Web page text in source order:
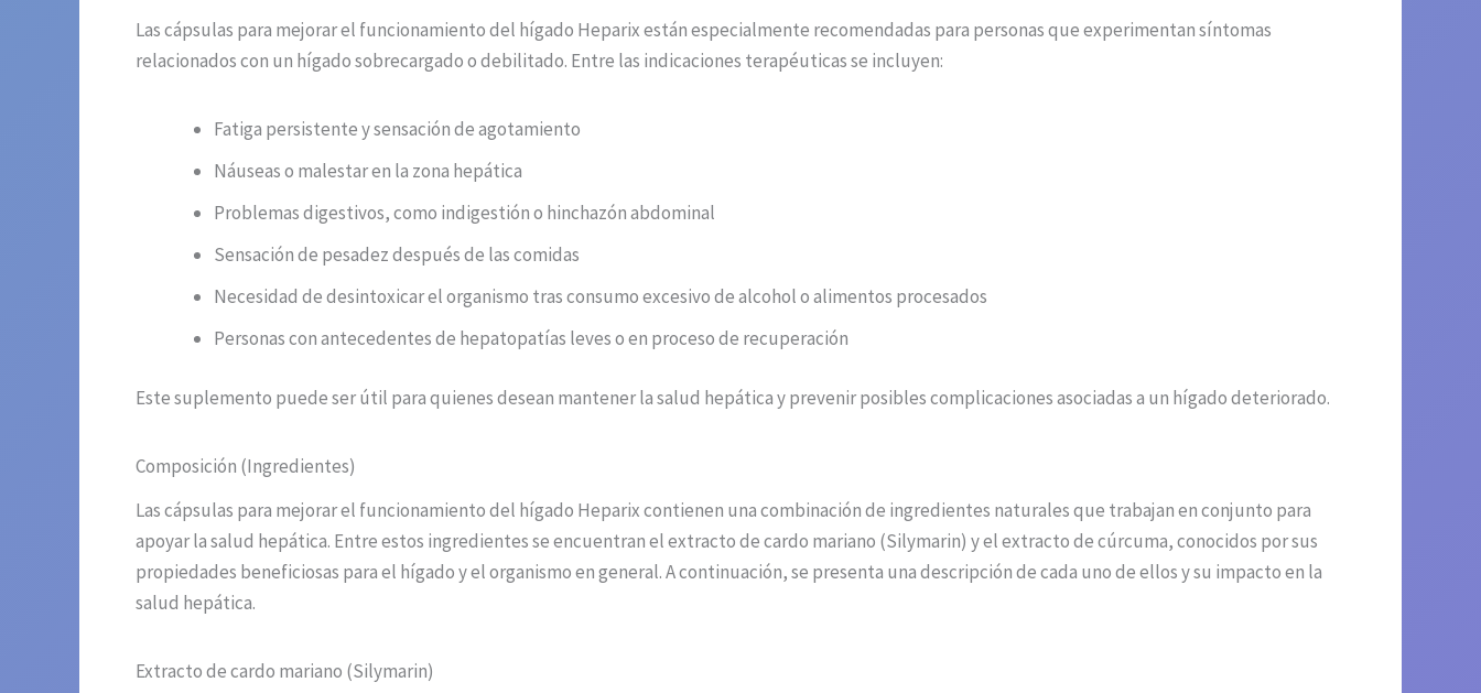
Las cápsulas para mejorar el funcionamiento del hígado Heparix están especialmente recomendadas para personas que experimentan síntomas
relacionados con un hígado sobrecargado o debilitado. Entre las indicaciones terapéuticas se incluyen:
Fatiga persistente y sensación de agotamiento
Náuseas o malestar en la zona hepática
Problemas digestivos, como indigestión o hinchazón abdominal
Sensación de pesadez después de las comidas
Necesidad de desintoxicar el organismo tras consumo excesivo de alcohol o alimentos procesados
Personas con antecedentes de hepatopatías leves o en proceso de recuperación
Este suplemento puede ser útil para quienes desean mantener la salud hepática y prevenir posibles complicaciones asociadas a un hígado deteriorado.
Composición (Ingredientes)
Las cápsulas para mejorar el funcionamiento del hígado Heparix contienen una combinación de ingredientes naturales que trabajan en conjunto para
apoyar la salud hepática. Entre estos ingredientes se encuentran el extracto de cardo mariano (Silymarin) y el extracto de cúrcuma, conocidos por sus
propiedades beneficiosas para el hígado y el organismo en general. A continuación, se presenta una descripción de cada uno de ellos y su impacto en la
salud hepática.
Extracto de cardo mariano (Silymarin)